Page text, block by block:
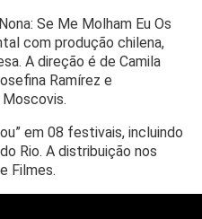
Se Me Molham Eu Os
com produção chilena,
A direção é de Camila
Ramírez e
em 08 festivais, incluindo
Rio. A distribuição nos
Filmes.